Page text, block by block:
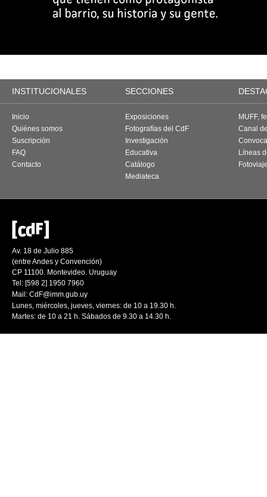
INSTITUCIONALES SECCIONES
Inicio
Quiénes somos
Suscripción
FAQ
Contacto
Exposiciones
Fotografías del CdF
Investigación
Educativa
Catálogo
Mediateca
MUFF,
Canal
Líneas
Av. 18 de Julio 885
(entre Andes y Convención)
CP 11100. Montevideo. Uruguay
Tel: [598 2] 1950 7960
Mail: CdF@imm.gub.uy
Lunes, miércoles, jueves, viernes: de 10 a 19.30 h.
Martes: de 10 a 21 h. Sábados de 9.30 a 14.30 h.